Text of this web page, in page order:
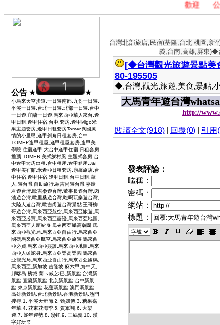
歡迎, 公益
公告 ★ ★
小烏來天空步道,一日遊南部,九份一日遊,
平溪一日遊,台北一日遊,北部一日遊,台中
一日遊,宜蘭一日遊,馬來西亞華人來台,逢
甲日租,逢甲住宿,台中,套房,逢甲Migo米
果主題套房,逢甲日租套房Tomer,異國風
情的小里昂,逢甲斜角日租套房,台中
TOMER逢甲租屋,逢甲租屋套房,逢甲美
學院,住宿逢甲,大台中逢甲住宿,日租套房
推薦,TOMER 美式鄉村風,主題式套房,台
中逢甲套房出租,台中租屋,逢甲租屋,J&I
逢甲美宿館,米希亞日租套房,康馨旅店,台
中住宿,逢甲住宿,逢甲日租,台中日租,華
人,遊台灣,自助旅行,歐吉尚遊台灣,嘉慶
君遊台灣,歐吉桑遊台灣,董事長遊台灣,肉
滷遊台灣,歐里桑遊台灣,吃喝玩樂遊台灣,
大陸人遊台灣,歐吉尚遊台灣景點,王哥柳
哥遊台灣,馬來西亞航空,馬來西亞旅遊,馬
來西亞必買,馬來西亞簽證,馬來西亞地圖,
馬來西亞人頭蛇身,馬來西亞樂高樂園,馬
來西亞觀光局,馬來西亞自由行,馬來西亞
國碼馬來西亞航空,馬來西亞旅遊,馬來西
亞必買,馬來西亞簽證,馬來西亞地圖,馬來
西亞人頭蛇身,馬來西亞樂高樂園,馬來西
亞觀光局,馬來西亞自由行,馬來西亞國碼,
馬來西亞,新加坡,吉隆坡,麻六甲,海中天,
邦喀島,檳城,蘭卡威,沙巴,新景點,台灣新
景點,宜蘭新景點,北京新景點,台中新景
點,東京新景點,花蓮新景點,澳門新景點,
高雄新景點,台北新景點,香港新景點,熱門
搜尋,1. 平溪天燈節,2. 甄嬛傳,3. 糖果嘉
年華,4. 花東花海季,5. 賀軍翔,6. 大樂
透,7. 蛇年運勢,8. 翁虹,9. 三絲羹,10. 漢
字好玩節
台灣北部旅店,民宿(基隆,台北,桃園,
義,台南,高雄,屏東)◆
[◆台灣觀光旅遊景點美
80-195505
◆,台灣,觀光,旅遊,美食,景點,
大馬青年遊台灣
http://
閱讀全文(918)| 回覆(0)| 引用
發表評論：
暱稱：
密碼：
網站：
標題：